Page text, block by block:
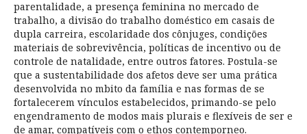
parentalidade, a presença feminina no mercado de
trabalho, a divisão do trabalho doméstico em casais de
dupla carreira, escolaridade dos cônjuges, condições
materiais de sobrevivência, políticas de incentivo ou de
controle de natalidade, entre outros fatores. Postula-se
que a sustentabilidade dos afetos deve ser uma prática
desenvolvida no mbito da família e nas formas de se
fortalecerem vínculos estabelecidos, primando-se pelo
engendramento de modos mais plurais e flexíveis de ser e
de amar, compatíveis com o ethos contemporneo.